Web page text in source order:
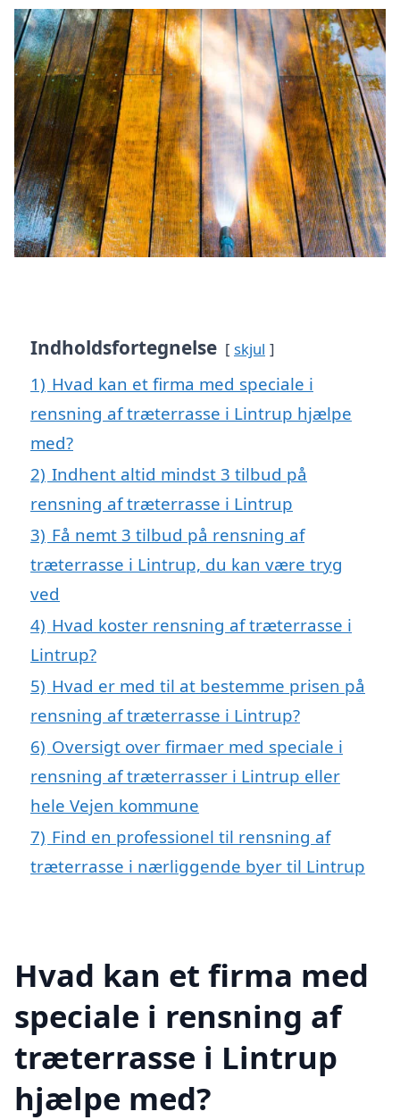
Indholdsfortegnelse skjul
1) Hvad kan et firma med speciale i
rensning af træterrasse i Lintrup hjælpe
med?
2) Indhent altid mindst 3 tilbud på
rensning af træterrasse i Lintrup
3) Få nemt 3 tilbud på rensning af
træterrasse i Lintrup, du kan være tryg
ved
4) Hvad koster rensning af træterrasse i
Lintrup?
5) Hvad er med til at bestemme prisen på
rensning af træterrasse i Lintrup?
6) Oversigt over firmaer med speciale i
rensning af træterrasser i Lintrup eller
hele Vejen kommune
7) Find en professionel til rensning af
træterrasse i nærliggende byer til Lintrup
Hvad kan et firma med
speciale i rensning af
træterrasse i Lintrup
hjælpe med?